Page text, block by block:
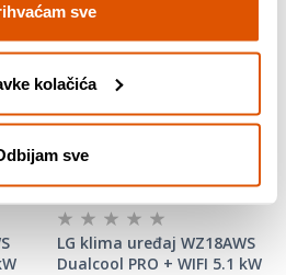
sve
kolačića
sve
LG klima uređaj WZ18AWS
Dualcool PRO + WIFI 5.1 kW